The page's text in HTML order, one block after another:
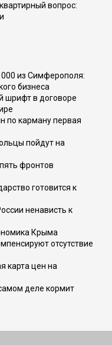
вопрос:
из Симферополя:
бизнеса
шрифт в договоре
по карману первая
пойдут на
фронтов
готовится к
ненависть к
Крыма
отсутствие
карта цен на
деле кормит